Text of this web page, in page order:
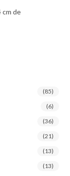
cm de
(85)
(6)
(36)
(21)
(13)
(13)